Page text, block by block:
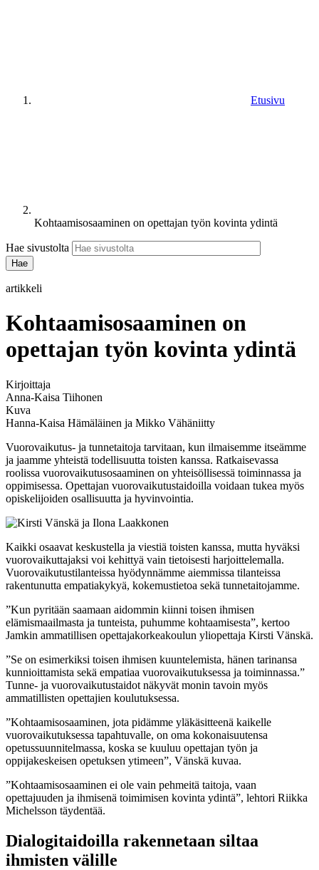
Etusivu
Kohtaamisosaaminen on opettajan työn kovinta ydintä
Hae sivustolta
artikkeli
Kohtaamisosaaminen on
opettajan työn kovinta ydintä
Kirjoittaja
Anna-Kaisa Tiihonen
Kuva
Hanna-Kaisa Hämäläinen ja Mikko Vähäniitty
Vuorovaikutus- ja tunnetaitoja tarvitaan, kun ilmaisemme itseämme
ja jaamme yhteistä todellisuutta toisten kanssa. Ratkaisevassa
roolissa vuorovaikutusosaaminen on yhteisöllisessä toiminnassa ja
oppimisessa. Opettajan vuorovaikutustaidoilla voidaan tukea myös
opiskelijoiden osallisuutta ja hyvinvointia.
Kaikki osaavat keskustella ja viestiä toisten kanssa, mutta hyväksi
vuorovaikuttajaksi voi kehittyä vain tietoisesti harjoittelemalla.
Vuorovaikutustilanteissa hyödynnämme aiemmissa tilanteissa
rakentunutta empatiakykyä, kokemustietoa sekä tunnetaitojamme.
”Kun pyritään saamaan aidommin kiinni toisen ihmisen
elämismaailmasta ja tunteista, puhumme kohtaamisesta”, kertoo
Jamkin ammatillisen opettajakorkeakoulun yliopettaja Kirsti Vänskä.
”Se on esimerkiksi toisen ihmisen kuuntelemista, hänen tarinansa
kunnioittamista sekä empatiaa vuorovaikutuksessa ja toiminnassa.”
Tunne- ja vuorovaikutustaidot näkyvät monin tavoin myös
ammatillisten opettajien koulutuksessa.
”Kohtaamisosaaminen, jota pidämme yläkäsitteenä kaikelle
vuorovaikutuksessa tapahtuvalle, on oma kokonaisuutensa
opetussuunnitelmassa, koska se kuuluu opettajan työn ja
oppijakeskeisen opetuksen ytimeen”, Vänskä kuvaa.
”Kohtaamisosaaminen ei ole vain pehmeitä taitoja, vaan
opettajuuden ja ihmisenä toimimisen kovinta ydintä”, lehtori Riikka
Michelsson täydentää.
Dialogitaidoilla rakennetaan siltaa
ihmisten välille